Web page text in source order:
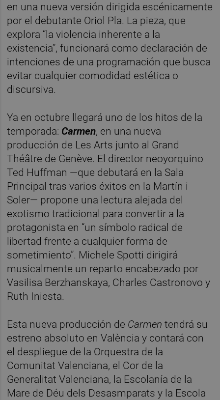
en una nueva versión dirigida escénicamente
por el debutante Oriol Pla. La pieza, que
explora “la violencia inherente a la
existencia”, funcionará como declaración de
intenciones de una programación que busca
evitar cualquier comodidad estética o
discursiva.
Ya en octubre llegará uno de los hitos de la
temporada: Carmen, en una nueva
producción de Les Arts junto al Grand
Théâtre de Genève. El director neoyorquino
Ted Huffman —que debutará en la Sala
Principal tras varios éxitos en la Martín i
Soler— propone una lectura alejada del
exotismo tradicional para convertir a la
protagonista en “un símbolo radical de
libertad frente a cualquier forma de
sometimiento”. Michele Spotti dirigirá
musicalmente un reparto encabezado por
Vasilisa Berzhanskaya, Charles Castronovo y
Ruth Iniesta.
Esta nueva producción de Carmen tendrá su
estreno absoluto en València y contará con
el despliegue de la Orquestra de la
Comunitat Valenciana, el Cor de la
Generalitat Valenciana, la Escolanía de la
Mare de Déu dels Desasmparats y la Escola